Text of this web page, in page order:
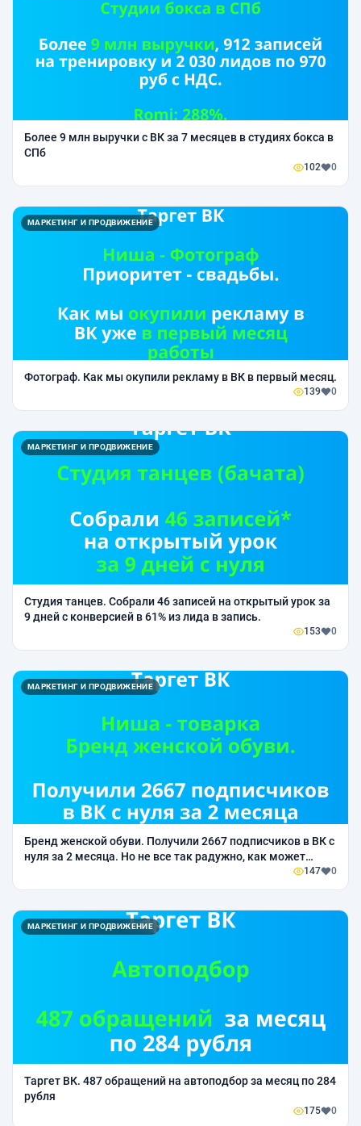
Более 9 млн выручки с ВК за 7 месяцев в студиях бокса в
СПб
102 0
МАРКЕТИНГ И ПРОДВИЖЕНИЕ
Фотограф. Как мы окупили рекламу в ВК в первый месяц.
139 0
МАРКЕТИНГ И ПРОДВИЖЕНИЕ
Студия танцев. Собрали 46 записей на открытый урок за
9 дней с конверсией в 61% из лида в запись.
153 0
МАРКЕТИНГ И ПРОДВИЖЕНИЕ
Бренд женской обуви. Получили 2667 подписчиков в ВК с
нуля за 2 месяца. Но не все так радужно, как может
147 0
МАРКЕТИНГ И ПРОДВИЖЕНИЕ
Таргет ВК. 487 обращений на автоподбор за месяц по 284
рубля
175 0